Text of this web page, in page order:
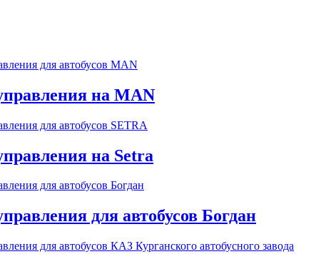
на MAN
на Setra
для автобусов Богдан